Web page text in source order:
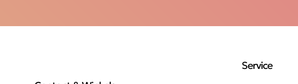
Service